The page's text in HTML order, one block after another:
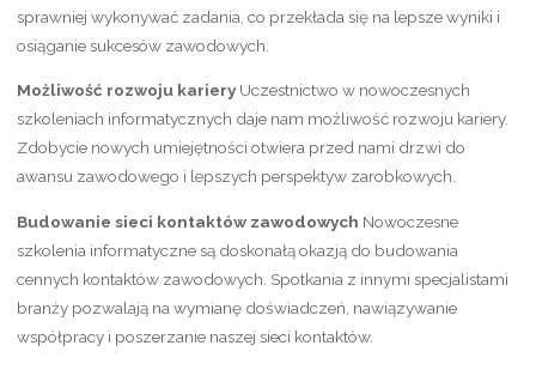
sprawniej wykonywać zadania, co przekłada się na lepsze wyniki i
osiąganie sukcesów zawodowych.
Możliwość rozwoju karieryUczestnictwo w nowoczesnych
szkoleniach informatycznych daje nam możliwość rozwoju kariery.
Zdobycie nowych umiejętności otwiera przed nami drzwi do
awansu zawodowego i lepszych perspektyw zarobkowych.
Budowanie sieci kontaktów zawodowych Nowoczesne
szkolenia informatyczne są doskonałą okazją do budowania
cennych kontaktów zawodowych. Spotkania z innymi specjalistami
branży pozwalają na wymianę doświadczeń, nawiązywanie
współpracy i poszerzanie naszej sieci kontaktów.